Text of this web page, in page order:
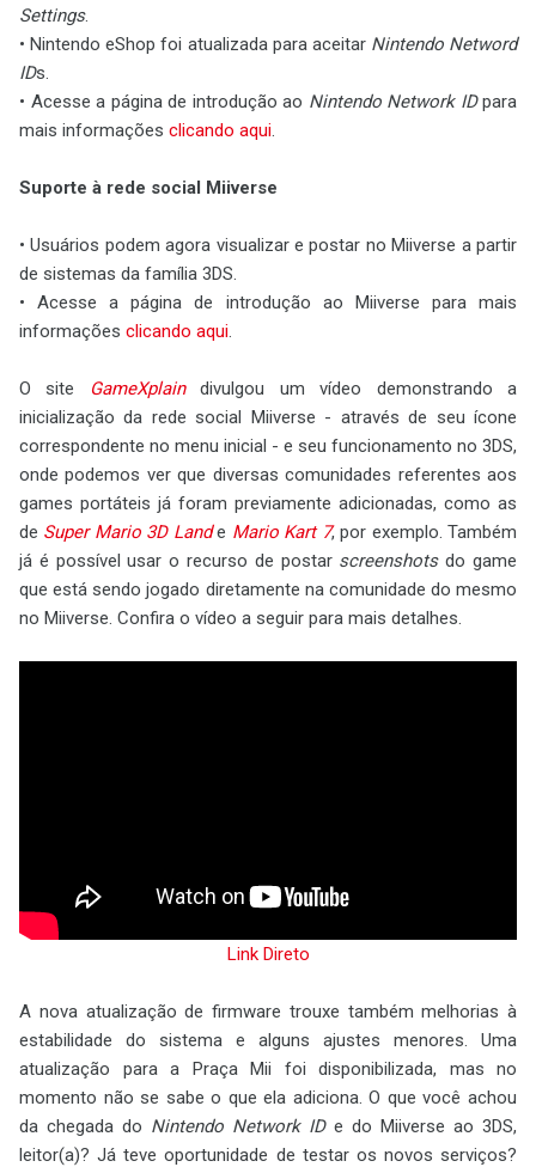
Settings.
• Nintendo eShop foi atualizada para aceitar Nintendo Netword
IDs.
• Acesse a página de introdução ao Nintendo Network IDpara
mais informações clicando aqui.
Suporte à rede social Miiverse
• Usuários podem agora visualizar e postar no Miiverse a partir
de sistemas da família 3DS.
• Acesse a página de introdução ao Miiverse para mais
informações clicando aqui.
O site GameXplaindivulgou um vídeo demonstrando a
inicialização da rede social Miiverse - através de seu ícone
correspondente no menu inicial - e seu funcionamento no 3DS,
onde podemos ver que diversas comunidades referentes aos
games portáteis já foram previamente adicionadas, como as
de Super Mario 3D Lande Mario Kart 7, por exemplo. Também
já é possível usar o recurso de postar screenshotsdo game
que está sendo jogado diretamente na comunidade do mesmo
no Miiverse. Confira o vídeo a seguir para mais detalhes.
Link Direto
A nova atualização de firmware trouxe também melhorias à
estabilidade do sistema e alguns ajustes menores. Uma
atualização para a Praça Mii foi disponibilizada, mas no
momento não se sabe o que ela adiciona. O que você achou
da chegada do Nintendo Network IDe do Miiverse ao 3DS,
leitor(a)? Já teve oportunidade de testar os novos serviços?